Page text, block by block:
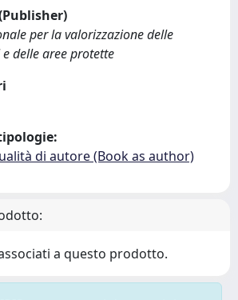
per la valorizzazione delle
delle aree protette
di autore (Book as author)
a questo prodotto.